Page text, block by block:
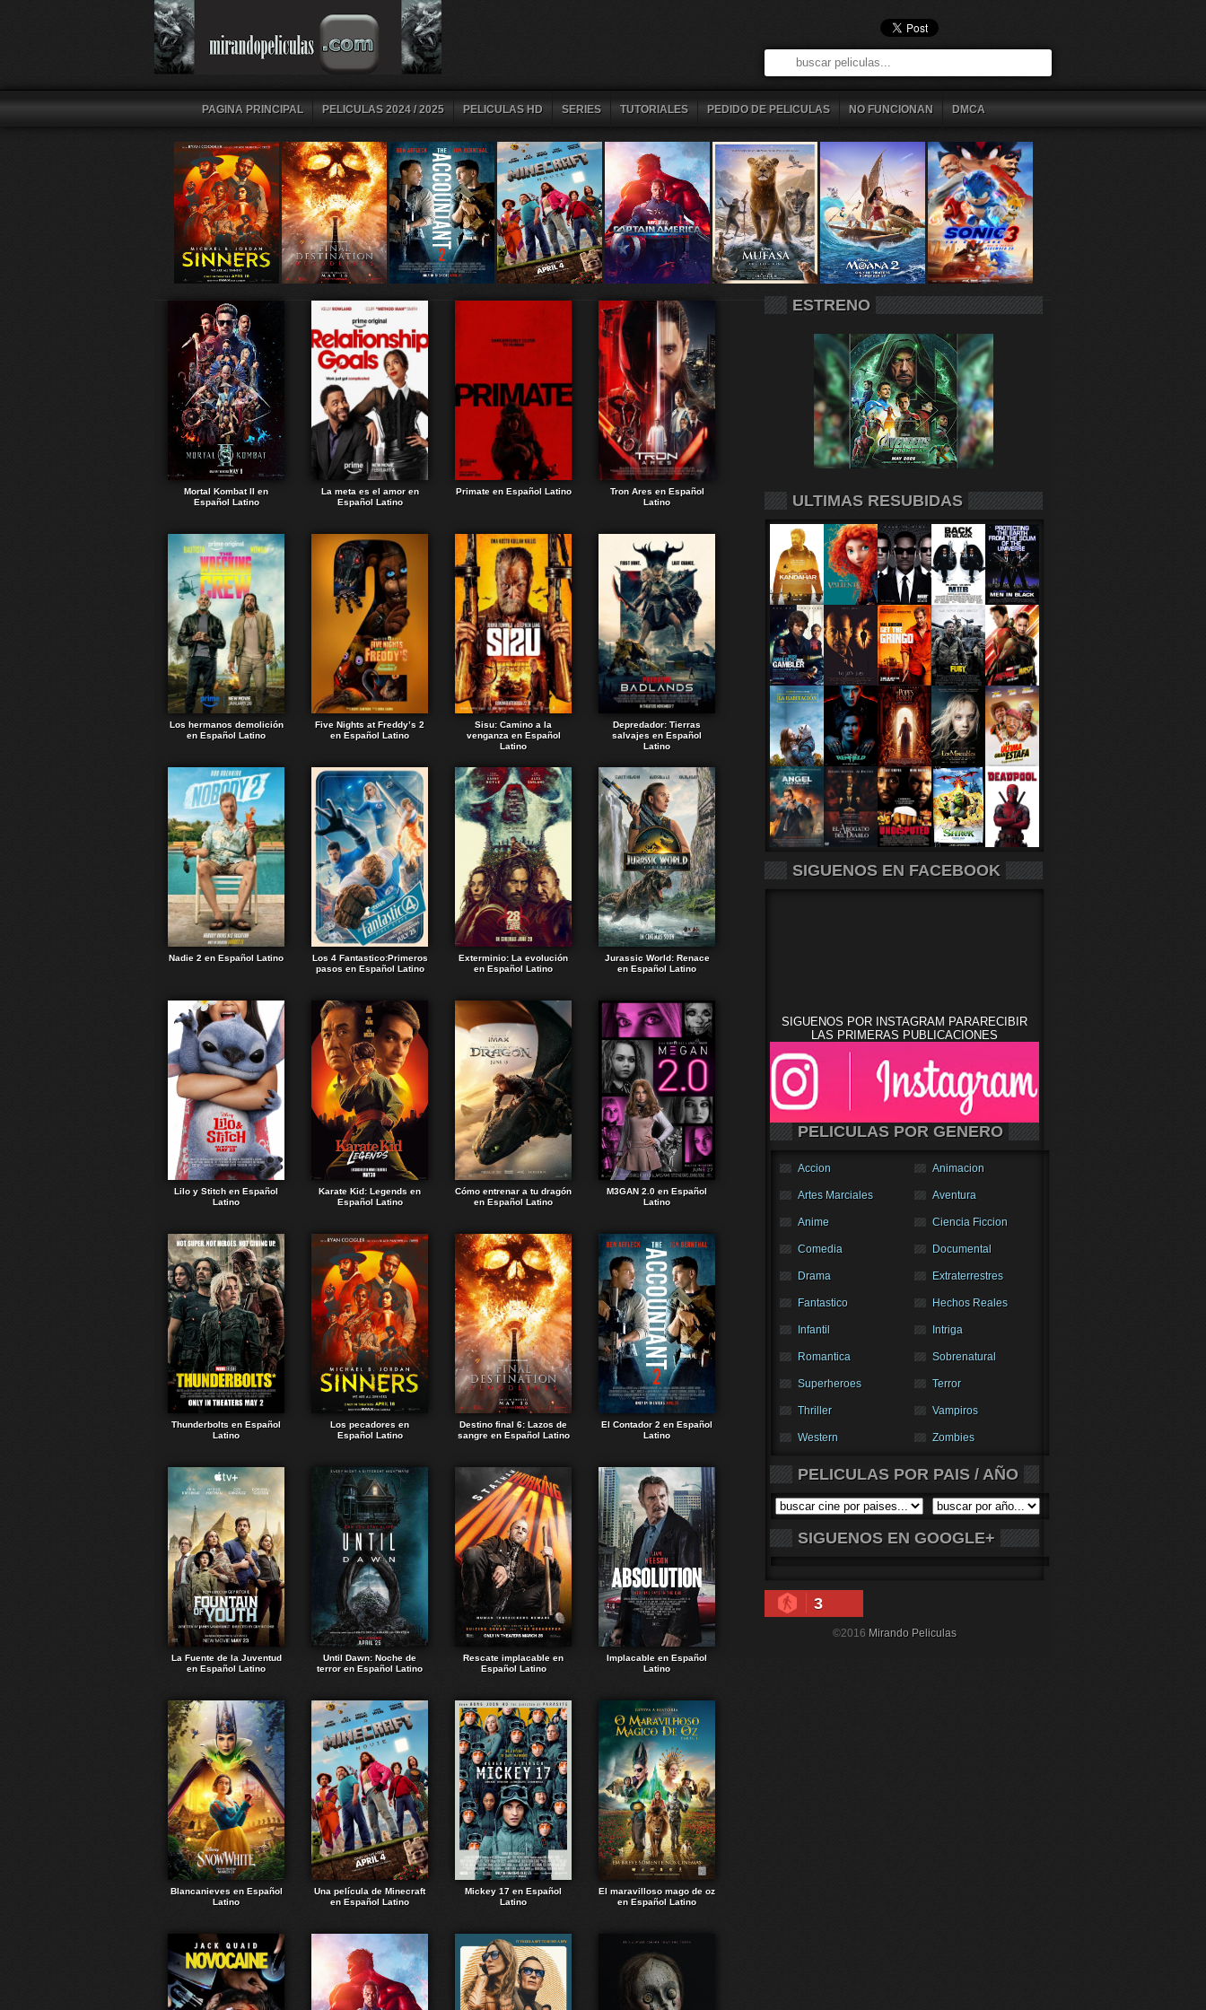
PAGINA PRINCIPAL PELICULAS 2024 / 2025 PELICULAS HD SERIES TUTORIALES PEDIDO DE PELICULAS NO FUNCIONAN DMCA
Mortal Kombat II en
Español Latino
La meta es el amor en
Español Latino
Primate en Español Latino
Tron Ares en Español
Latino
Los hermanos demolición
en Español Latino
Five Nights at Freddy’s 2
en Español Latino
Sisu: Camino a la
venganza en Español
Latino
Depredador: Tierras
salvajes en Español
Latino
Nadie 2 en Español Latino
Los 4 Fantastico:Primeros
pasos en Español Latino
Exterminio: La evolución
en Español Latino
Jurassic World: Renace
en Español Latino
Lilo y Stitch en Español
Latino
Karate Kid: Legends en
Español Latino
Cómo entrenar a tu dragón
en Español Latino
M3GAN 2.0 en Español
Latino
Thunderbolts en Español
Latino
Los pecadores en
Español Latino
Destino final 6: Lazos de
sangre en Español Latino
El Contador 2 en Español
Latino
La Fuente de la Juventud
en Español Latino
Until Dawn: Noche de
terror en Español Latino
Rescate implacable en
Español Latino
Implacable en Español
Latino
Blancanieves en Español
Latino
Una película de Minecraft
en Español Latino
Mickey 17 en Español
Latino
El maravilloso mago de oz
en Español Latino
ESTRENO
ULTIMAS RESUBIDAS
SIGUENOS EN FACEBOOK
SIGUENOS POR INSTAGRAM PARARECIBIR
LAS PRIMERAS PUBLICACIONES
PELICULAS POR GENERO
Accion Animacion
Artes Marciales Aventura
Anime Ciencia Ficcion
Comedia Documental
Drama Extraterrestres
Fantastico Hechos Reales
Infantil Intriga
Romantica Sobrenatural
Superheroes Terror
Thriller Vampiros
Western Zombies
PELICULAS POR PAIS / AÑO
SIGUENOS EN GOOGLE+
3
©2016 Mirando Peliculas